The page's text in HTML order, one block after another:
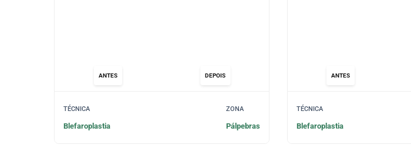
ANTES DEPOIS
TÉCNICA
Blefaroplastia
ZONA
Pálpebras
ANTES
TÉCNICA
Blefaroplastia